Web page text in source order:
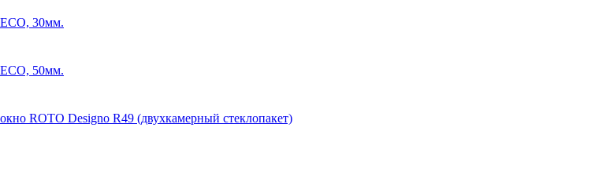
30мм.
50мм.
ROTO Designo R49 (двухкамерный стеклопакет)